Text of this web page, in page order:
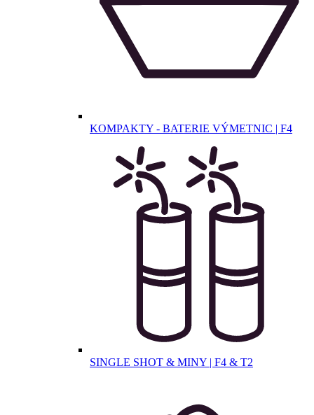
KOMPAKTY - BATERIE VÝMETNIC | F4
SINGLE SHOT & MINY | F4 & T2